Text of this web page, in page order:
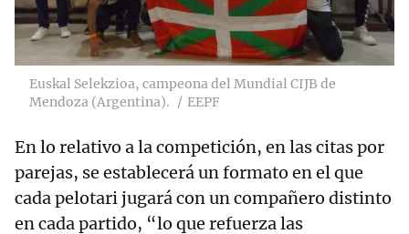
Euskal Selekzioa, campeona del Mundial CIJB de
Mendoza (Argentina).
EEPF
En lo relativo a la competición, en las citas por
parejas, se establecerá un formato en el que
cada pelotari jugará con un compañero distinto
en cada partido, “lo que refuerza las